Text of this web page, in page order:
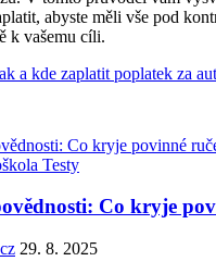
abyste měli vše pod
k vašemu cíli.
a kde zaplatit poplatek za
Testy
Co kryje
29. 8. 2025